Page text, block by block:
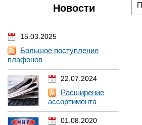
Новости
15.03.2025
Большое поступление
плафонов
22.07.2024
Расширение
ассортимента
01.08.2020